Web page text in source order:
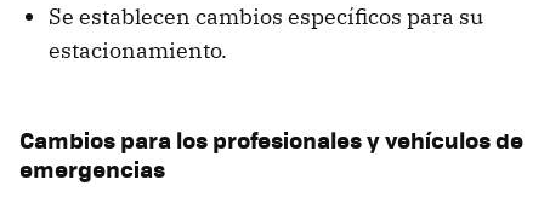
Se establecen cambios específicos para su
estacionamiento.
Cambios para los profesionales y vehículos de
emergencias